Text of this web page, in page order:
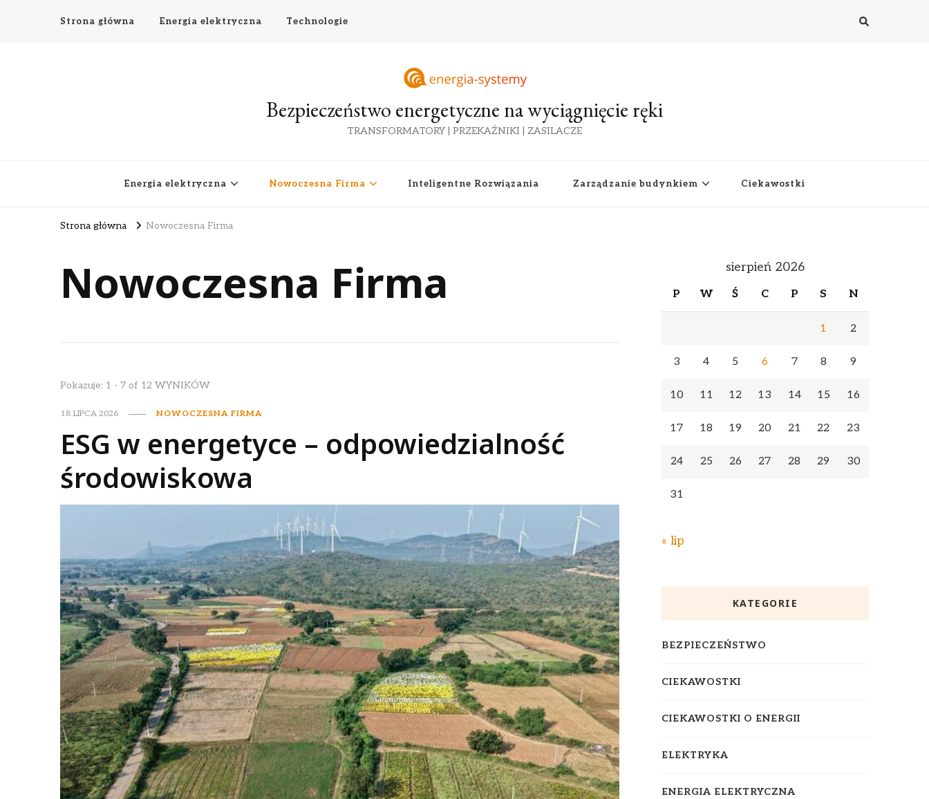
Strona główna Energia elektryczna Technologie
Bezpieczeństwo energetyczne na wyciągnięcie ręki
TRANSFORMATORY | PRZEKAŹNIKI | ZASILACZE
Energia elektryczna Nowoczesna Firma Inteligentne Rozwiązania Zarządzanie budynkiem Ciekawostki
Strona główna Nowoczesna Firma
Nowoczesna Firma
Pokazuje: 1 - 7 of 12 WYNIKÓW
18 LIPCA 2026 NOWOCZESNA FIRMA
ESG w energetyce – odpowiedzialność
środowiskowa
sierpień 2026
P W Ś C P S N
1 2
3 4 5 6 7 8 9
10 11 12 13 14 15 16
17 18 19 20 21 22 23
24 25 26 27 28 29 30
31
« lip
KATEGORIE
BEZPIECZEŃSTWO
CIEKAWOSTKI
CIEKAWOSTKI O ENERGII
ELEKTRYKA
ENERGIA ELEKTRYCZNA